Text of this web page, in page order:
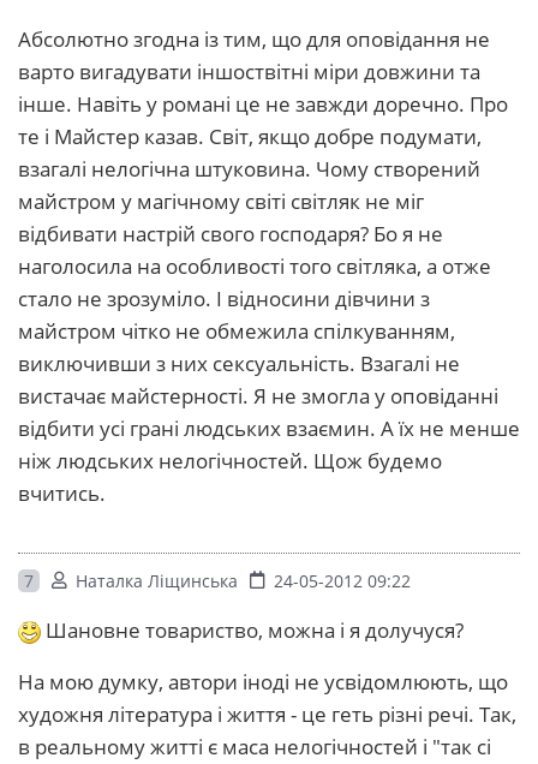
Абсолютно згодна із тим, що для оповідання не
варто вигадувати іншоствітні міри довжини та
інше. Навіть у романі це не завжди доречно. Про
те і Майстер казав. Світ, якщо добре подумати,
взагалі нелогічна штуковина. Чому створений
майстром у магічному світі світляк не міг
відбивати настрій свого господаря? Бо я не
наголосила на особливості того світляка, а отже
стало не зрозуміло. І відносини дівчини з
майстром чітко не обмежила спілкуванням,
виключивши з них сексуальність. Взагалі не
вистачає майстерності. Я не змогла у оповіданні
відбити усі грані людських взаємин. А їх не менше
ніж людських нелогічностей. Щож будемо
вчитись.
7 Наталка Ліщинська 24-05-2012 09:22
Шановне товариство, можна і я долучуся?
На мою думку, автори іноді не усвідомлюють, що
художня література і життя - це геть різні речі. Так,
в реальному житті є маса нелогічностей і "так сі